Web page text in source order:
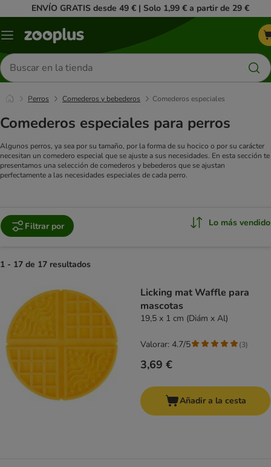
ENVÍO GRATIS desde 49 € | Solo 1,99 € a partir de 29 €
Menú
Buscar
productos
Perros Comederos y bebederos Comederos especiales
Comederos especiales para perros
Algunos perros, ya sea por su tamaño, por la forma de su hocico o por su carácter
necesitan un comedero especial que se ajuste a sus necesidades. En esta sección te
presentamos una selección de comederos y bebederos que se ajustan
perfectamente a las necesidades especiales de cada perro.
Filtrar por Lo más vendido
1 - 17 de 17 resultados
Licking mat Waffle para
mascotas
19,5 x 1 cm (Diám x Al)
3,69 €
Valorar: 4.7/5 (3)
Añadir a la cesta